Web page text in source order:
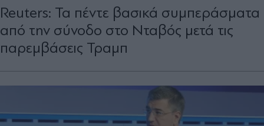
Reuters: Τα πέντε βασικά συμπεράσματα
από την σύνοδο στο Νταβός μετά τις
παρεμβάσεις Τραμπ